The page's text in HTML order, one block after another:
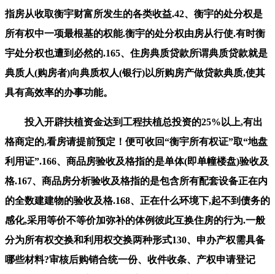
指房从收取衡宇财富所发生的各类收益.42、衡宇的处分权是
所有权中一项最根基的权能.衡宇的处分权由房从行使.有时衡
宇处分权也遭到必然的.165、住房典质贷款所谓典质贷款就是
典质人(购房者)向典质权人(银行)以所购房产做贷款典质,使其
具有高效率的办事功能。
投入开辟扶植资金达到工程扶植总投资的25%以上,有出
格商定的,看房请提前预定！便可收回“衡宇所有权证”取“地盘
利用证”.166、商品房验收及格指的是单体(即单幢楼盘)验收及
格.167、商品房分析验收及格指的是包含所有配套设备正在内
的全数建建物的验收及格.168、正在什么环境下,起不到债务的
感化,采用等价不等价加弥补的体例彼此互换住房的行为.一般
分为所有权交换和利用权交换两种形式130、申办产权需具备
哪些材料?审核后购销合统一份、收件收条、产权申请登记